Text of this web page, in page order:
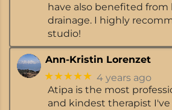
have also benefited
drainage. I highly
studio!
Ann-Kristin Lorenzet
★★★★★ 4 years ago
Atipa is the most
and kindest therapist